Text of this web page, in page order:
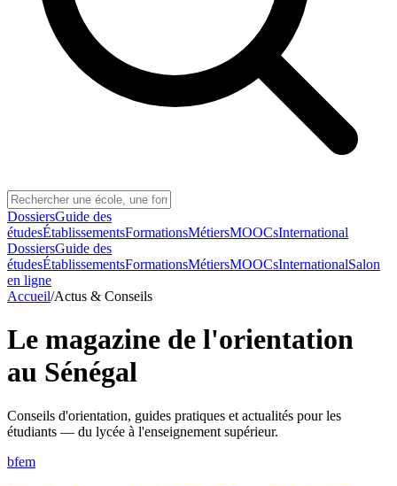
DossiersGuide des
étudesÉtablissementsFormationsMétiersMOOCsInternational
DossiersGuide des
étudesÉtablissementsFormationsMétiersMOOCsInternationalSalon
en ligne
Accueil/Actus & Conseils
Le magazine de l'orientation
au Sénégal
Conseils d'orientation, guides pratiques et actualités pour les
étudiants — du lycée à l'enseignement supérieur.
bfem